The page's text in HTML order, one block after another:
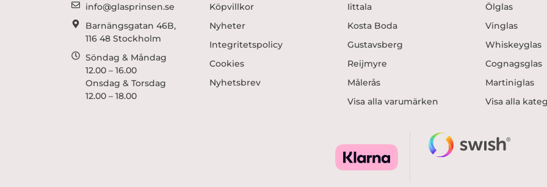
info@glasprinsen.se
Barnängsgatan 46B,
116 48 Stockholm
Söndag & Måndag
12.00 – 16.00
Onsdag & Torsdag
12.00 – 18.00
Köpvillkor
Nyheter
Integritetspolicy
Cookies
Nyhetsbrev
Iittala
Kosta Boda
Gustavsberg
Reijmyre
Målerås
Visa alla varumärken
Ölglas
Vinglas
Whiskeyglas
Cognagsglas
Martiniglas
Visa alla